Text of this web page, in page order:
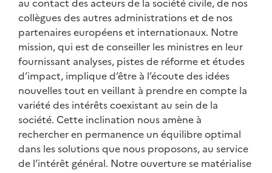
collègues des autres administrations et de nos
partenaires européens et internationaux. Notre
mission, qui est de conseiller les ministres en leur
fournissant analyses, pistes de réforme et études
d’impact, implique d’être à l’écoute des idées
nouvelles tout en veillant à prendre en compte la
variété des intérêts coexistant au sein de la
société. Cette inclination nous amène à
rechercher en permanence un équilibre optimal
dans les solutions que nous proposons, au service
de l’intérêt général. Notre ouverture se matérialise